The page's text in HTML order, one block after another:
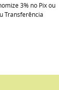
3% no Pix ou
Transferência